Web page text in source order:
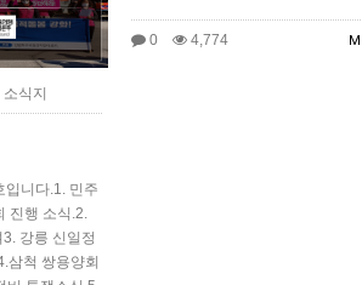
0 4,774
식지
입니다.1. 민주
진행 소식.2.
강릉 신일정
삼척 쌍용양회